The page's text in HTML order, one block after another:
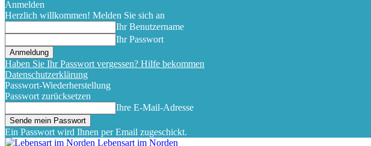
Anmelden
Herzlich willkommen! Melden Sie sich an
Ihr Benutzername
Ihr Passwort
Haben Sie Ihr Passwort vergessen? Hilfe bekommen
Datenschutzerklärung
Passwort-Wiederherstellung
Passwort zurücksetzen
Ihre E-Mail-Adresse
Ein Passwort wird Ihnen per Email zugeschickt.
Lebensart im Norden